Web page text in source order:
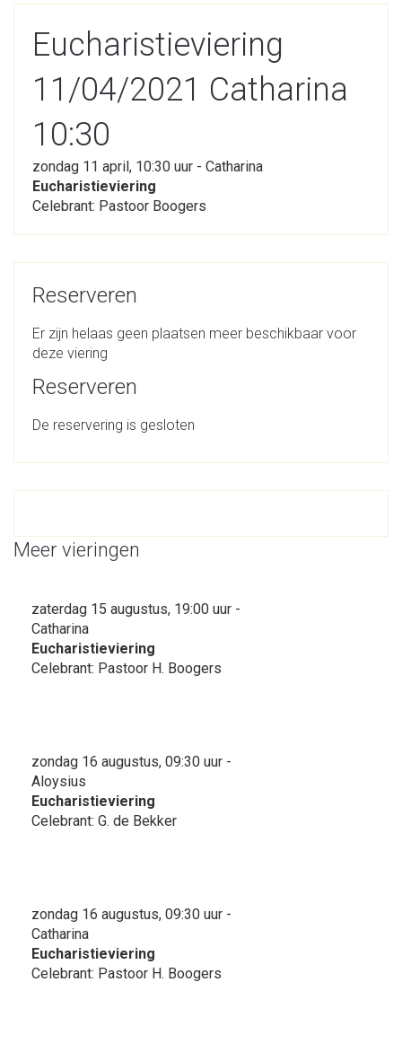
Eucharistieviering
11/04/2021 Catharina
10:30
zondag 11 april, 10:30 uur - Catharina
Eucharistieviering
Celebrant: Pastoor Boogers
Reserveren
Er zijn helaas geen plaatsen meer beschikbaar voor
deze viering
Reserveren
De reservering is gesloten
Meer vieringen
zaterdag 15 augustus, 19:00 uur -
Catharina
Eucharistieviering
Celebrant: Pastoor H. Boogers
zondag 16 augustus, 09:30 uur -
Aloysius
Eucharistieviering
Celebrant: G. de Bekker
zondag 16 augustus, 09:30 uur -
Catharina
Eucharistieviering
Celebrant: Pastoor H. Boogers